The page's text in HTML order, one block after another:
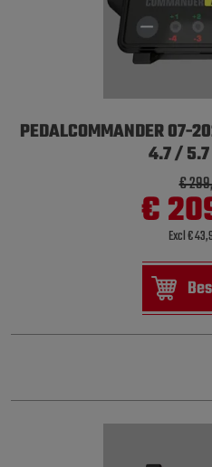
PEDALCOMMANDER 07-
4.7 /
€
€
Excl €